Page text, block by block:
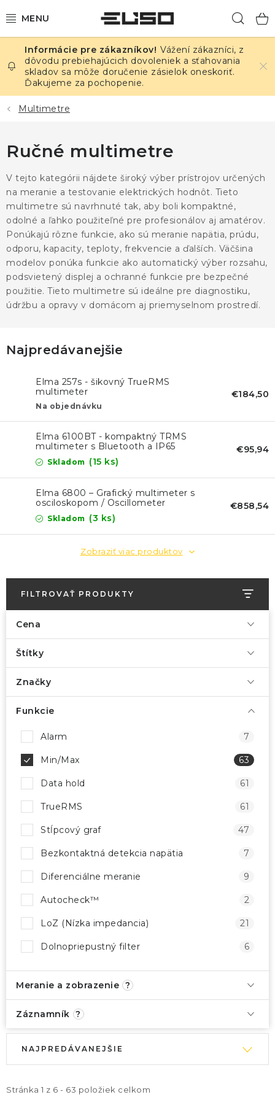
na
ELEKTRINA
TEPLOTA A VLHKOSŤ
TLAK A ÚNIKY
ZÁZNAMNÍKY
KALIBRÁCIA
TLAČ DPS
OSTATNÉ
KONTAKTY
BLOG
Vážení zákazníci, z
dôvodu prebiehajúcich dovoleniek a sťahovania
skladov sa môže doručenie zásielok oneskoriť.
Ďakujeme za pochopenie.
Multimetre
Ručné multimetre
V tejto kategórii nájdete široký výber prístrojov určených
na meranie a testovanie elektrických hodnôt. Tieto
multimetre sú navrhnuté tak, aby boli kompaktné,
odolné a ľahko použiteľné pre profesionálov aj amatérov.
Ponúkajú rôzne funkcie, ako sú meranie napätia, prúdu,
odporu, kapacity, teploty, frekvencie a ďalších. Väčšina
modelov ponúka funkcie ako automatický výber rozsahu,
podsvietený displej a ochranné funkcie pre bezpečné
použitie. Tieto multimetre sú ideálne pre diagnostiku,
údržbu a opravy v domácom aj priemyselnom prostredí.
Najpredávanejšie
Elma 257s - šikovný TrueRMS
multimeter
Na objednávku
€184,50
Elma 6100BT - kompaktný TRMS
multimeter s Bluetooth a IP65
Skladom (15 ks)
€95,94
Elma 6800 – Grafický multimeter s
osciloskopom / Oscillometer
Skladom (3 ks)
€858,54
Zobraziť viac produktov
FILTROVAŤ PRODUKTY
Cena
Štítky
Značky
Funkcie
Alarm 7
Min/Max 63
Data hold 61
TrueRMS 61
Stĺpcový graf 47
Bezkontaktná detekcia napätia 7
Diferenciálne meranie 9
Autocheck™ 2
LoZ (Nízka impedancia) 21
Dolnopriepustný filter 6
Meranie a zobrazenie ?
Záznamník ?
i
Stránka 1 z 6 - 63 položiek celkom
e
NAJPREDÁVANEJŠIE